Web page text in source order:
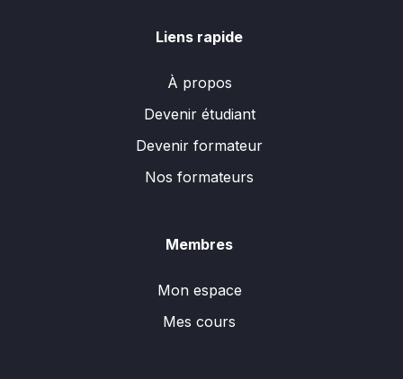
Liens rapide
À propos
Devenir étudiant
Devenir formateur
Nos formateurs
Membres
Mon espace
Mes cours